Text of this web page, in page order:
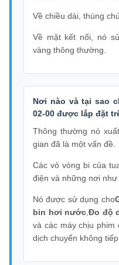
Về chiều dài, thùng
Về mặt kết nối, nó
vàng thông thường.
Nơi nào và tại sao
02-00 được lắp đặt
Thông thường nó
gian đã là một vấn đề.
Các vỏ vòng bi của
điện và những nơi như
Nó được sử dụng cho
bin hơi nước ,Đo độ
và các máy chịu phim
dịch chuyển không